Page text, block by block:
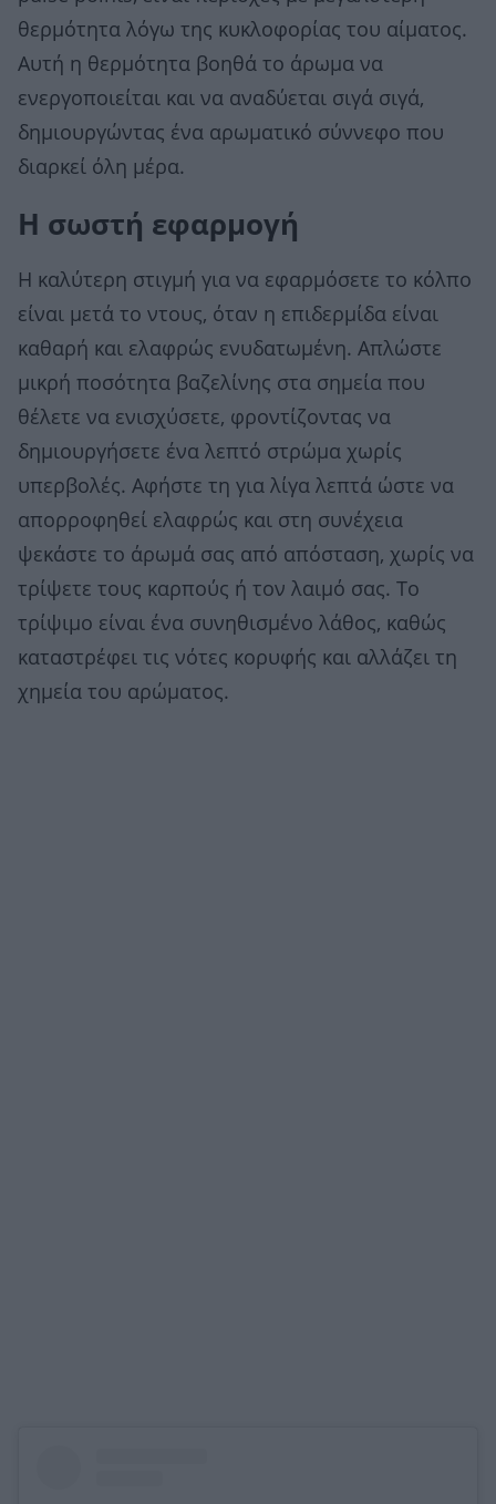
θερμότητα λόγω της κυκλοφορίας του αίματος.
Αυτή η θερμότητα βοηθά το άρωμα να
ενεργοποιείται και να αναδύεται σιγά σιγά,
δημιουργώντας ένα αρωματικό σύννεφο που
διαρκεί όλη μέρα.
Η σωστή εφαρμογή
Η καλύτερη στιγμή για να εφαρμόσετε το κόλπο
είναι μετά το ντους, όταν η επιδερμίδα είναι
καθαρή και ελαφρώς ενυδατωμένη. Απλώστε
μικρή ποσότητα βαζελίνης στα σημεία που
θέλετε να ενισχύσετε, φροντίζοντας να
δημιουργήσετε ένα λεπτό στρώμα χωρίς
υπερβολές. Αφήστε τη για λίγα λεπτά ώστε να
απορροφηθεί ελαφρώς και στη συνέχεια
ψεκάστε το άρωμά σας από απόσταση, χωρίς να
τρίψετε τους καρπούς ή τον λαιμό σας. Το
τρίψιμο είναι ένα συνηθισμένο λάθος, καθώς
καταστρέφει τις νότες κορυφής και αλλάζει τη
χημεία του αρώματος.